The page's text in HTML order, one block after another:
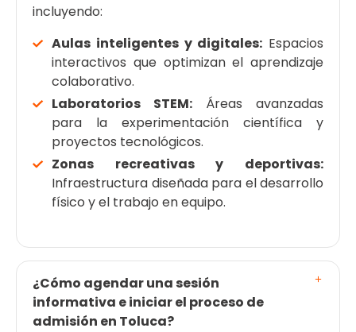
incluyendo:
Aulas inteligentes y digitales: Espacios
interactivos que optimizan el aprendizaje
colaborativo.
Laboratorios STEM: Áreas avanzadas
para la experimentación científica y
proyectos tecnológicos.
Zonas recreativas y deportivas:
Infraestructura diseñada para el desarrollo
físico y el trabajo en equipo.
¿Cómo agendar una sesión
informativa e iniciar el proceso de
admisión en Toluca?